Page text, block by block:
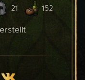
21 152
erstellt